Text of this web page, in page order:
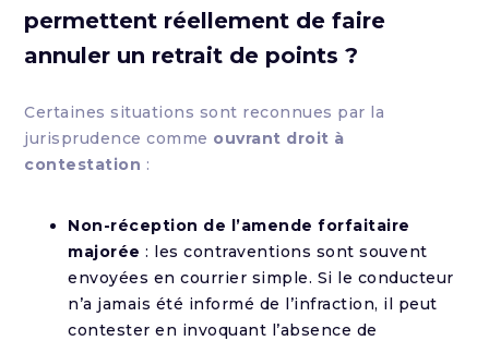
permettent réellement de faire
annuler un retrait de points ?
Certaines situations sont reconnues par la
jurisprudence comme ouvrant droit à
contestation :
Non-réception de l’amende forfaitaire
majorée : les contraventions sont souvent
envoyées en courrier simple. Si le conducteur
n’a jamais été informé de l’infraction, il peut
contester en invoquant l’absence de